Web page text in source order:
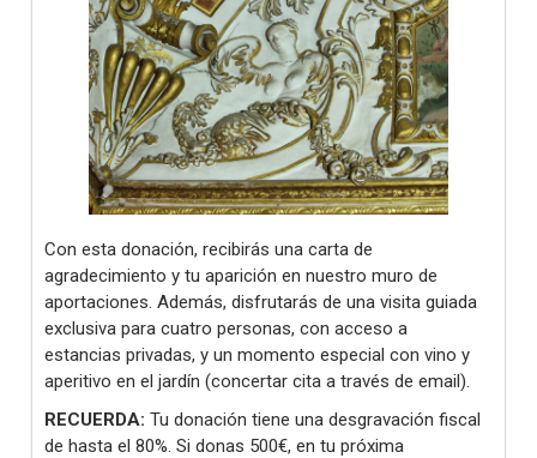
Con esta donación, recibirás una carta de
agradecimiento y tu aparición en nuestro muro de
aportaciones. Además, disfrutarás de una visita guiada
exclusiva para cuatro personas, con acceso a
estancias privadas, y un momento especial con vino y
aperitivo en el jardín (concertar cita a través de email).
RECUERDA: Tu donación tiene una desgravación fiscal
de hasta el 80%. Si donas 500€, en tu próxima